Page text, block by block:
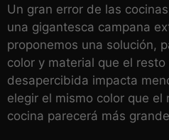
Un gran error de las
una gigantesca campana
proponemos una solución,
color y material que el
desapercibida impacta
elegir el mismo color que el
cocina parecerá más